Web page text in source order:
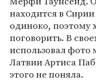
находится в Сирии
одиноко, поэтому
поговорить. В
использовал
Латвии Артиса
этого не поняла.